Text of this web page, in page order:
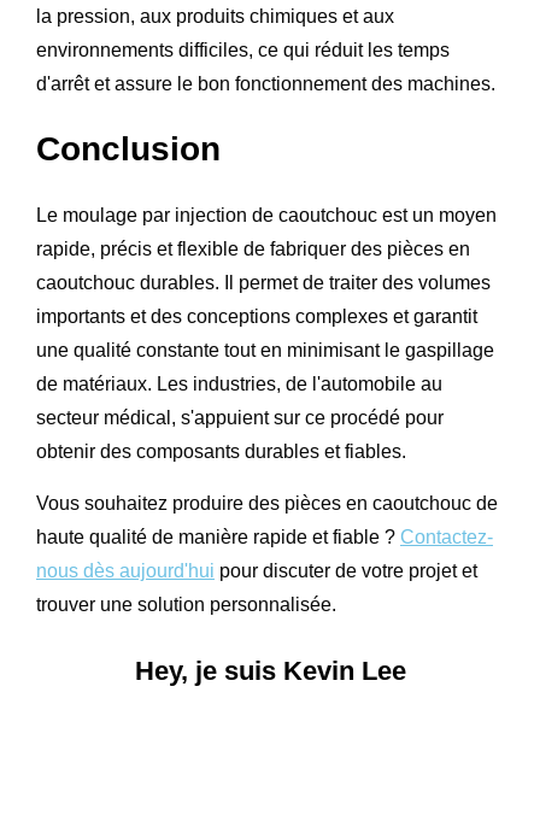
la pression, aux produits chimiques et aux
environnements difficiles, ce qui réduit les temps
d'arrêt et assure le bon fonctionnement des machines.
Conclusion
Le moulage par injection de caoutchouc est un moyen
rapide, précis et flexible de fabriquer des pièces en
caoutchouc durables. Il permet de traiter des volumes
importants et des conceptions complexes et garantit
une qualité constante tout en minimisant le gaspillage
de matériaux. Les industries, de l'automobile au
secteur médical, s'appuient sur ce procédé pour
obtenir des composants durables et fiables.
Vous souhaitez produire des pièces en caoutchouc de
haute qualité de manière rapide et fiable ? Contactez-
nous dès aujourd'hui pour discuter de votre projet et
trouver une solution personnalisée.
Hey, je suis Kevin Lee